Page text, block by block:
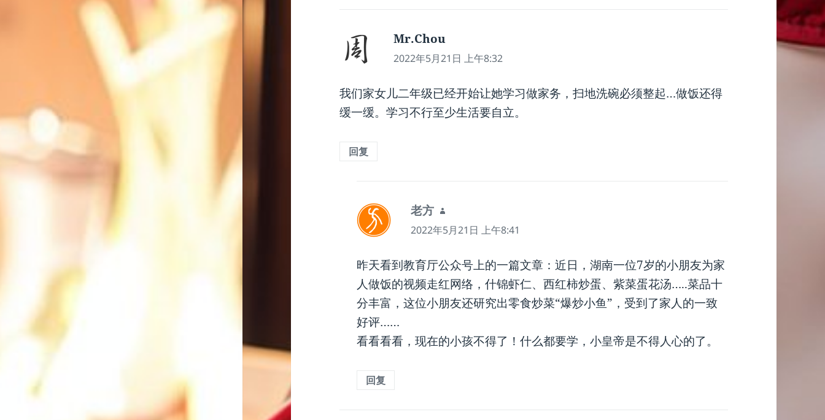
Mr.Chou
道：
2022年5月21日 上午8:32
我们家女儿二年级已经开始让她学习做家务，扫地洗碗必须整起…做饭还得
缓一缓。学习不行至少生活要自立。
回复
老方
说
道：
2022年5月21日 上午8:41
昨天看到教育厅公众号上的一篇文章：近日，湖南一位7岁的小朋友为家
人做饭的视频走红网络，什锦虾仁、西红柿炒蛋、紫菜蛋花汤…..菜品十
分丰富，这位小朋友还研究出零食炒菜“爆炒小鱼”，受到了家人的一致
好评……
看看看看，现在的小孩不得了！什么都要学，小皇帝是不得人心的了。
回复